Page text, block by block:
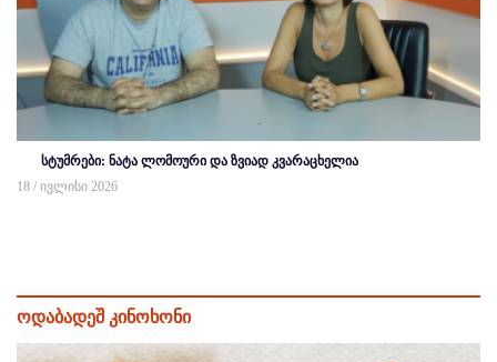
სტუმრები: ნატა ლომოური და ზვიად კვარაცხელია
18 / ივლისი 2026
ოდაბადეშ კინოხონი